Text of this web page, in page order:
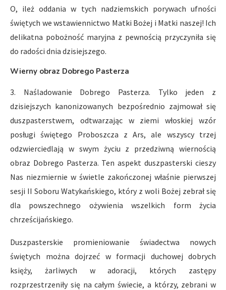
O, ileż oddania w tych nadziemskich porywach ufności
świętych we wstawiennictwo Matki Bożej i Matki naszej! Ich
delikatna pobożność maryjna z pewnością przyczyniła się
do radości dnia dzisiejszego.
Wierny obraz Dobrego Pasterza
3. Naśladowanie Dobrego Pasterza. Tylko jeden z
dzisiejszych kanonizowanych bezpośrednio zajmował się
duszpasterstwem, odtwarzając w ziemi włoskiej wzór
posługi świętego Proboszcza z Ars, ale wszyscy trzej
odzwierciedlają w swym życiu z przedziwną wiernością
obraz Dobrego Pasterza. Ten aspekt duszpasterski cieszy
Nas niezmiernie w świetle zakończonej właśnie pierwszej
sesji II Soboru Watykańskiego, który z woli Bożej zebrał się
dla powszechnego ożywienia wszelkich form życia
chrześcijańskiego.
Duszpasterskie promieniowanie świadectwa nowych
świętych można dojrzeć w formacji duchowej dobrych
księży, żarliwych w adoracji, których zastępy
rozprzestrzeniły się na całym świecie, a którzy, zebrani w